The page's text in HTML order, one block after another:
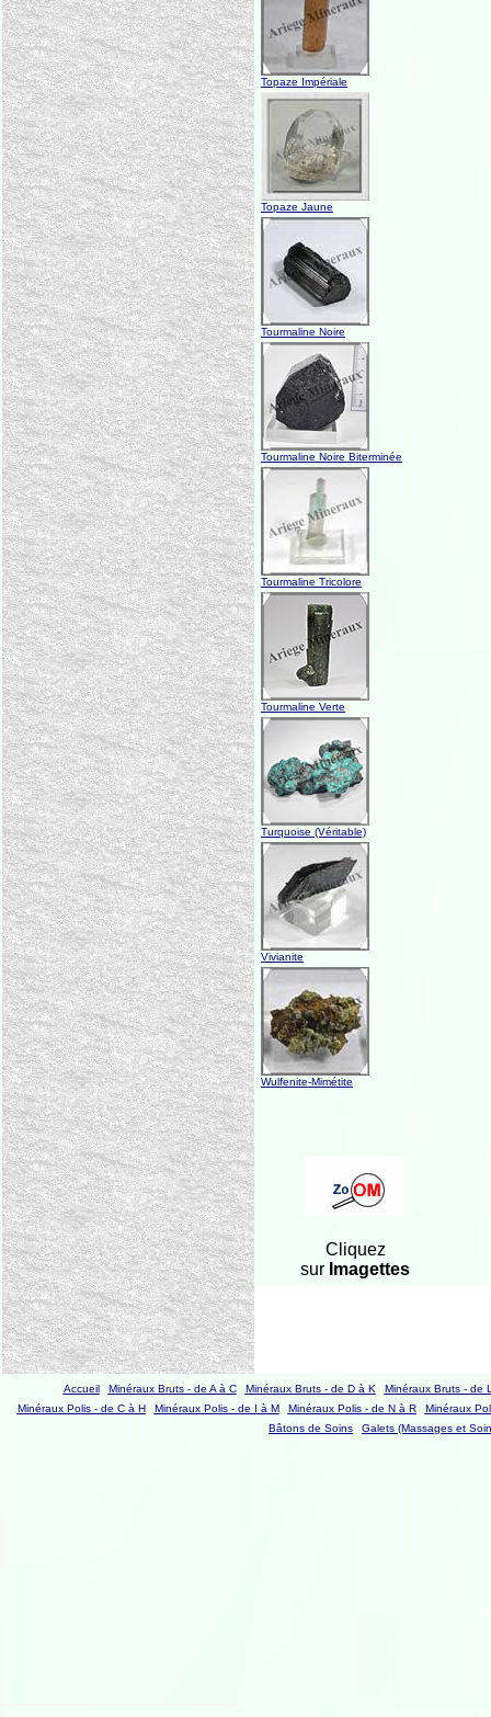
Topaze Impériale
Topaze Jaune
Tourmaline Noire
Tourmaline Noire Biterminée
Tourmaline Tricolore
Tourmaline Verte
Turquoise (Véritable)
Vivianite
Wulfenite-Mimétite
Cliquez
sur Imagettes
Accueil Minéraux Bruts - de A à C Minéraux Bruts - de D à K
Minéraux Bruts - de
Minéraux Polis - de C à H
Minéraux Polis - de I à M Minéraux Polis - de N à R
Minéraux
Bâtons de Soins
Galets (Massages et